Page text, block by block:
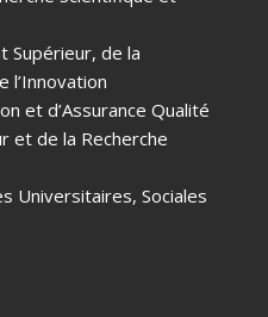
Supérieur, de la
l’Innovation
et d’Assurance Qualité
et de la Recherche
Universitaires, Sociales